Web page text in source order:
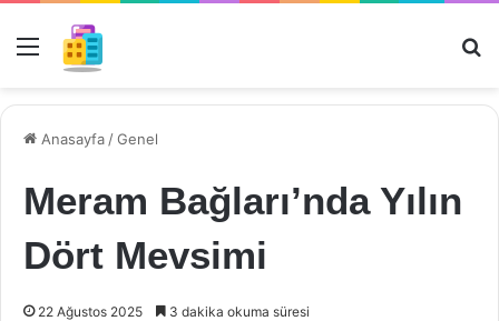
Menü
Anasayfa /Genel
Meram Bağları’nda Yılın
Dört Mevsimi
22 Ağustos 2025 3 dakika okuma süresi